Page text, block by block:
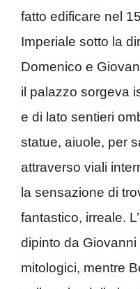
fatto edificare nel
Imperiale sotto la
Domenico e
il palazzo sorgeva
e di lato sentieri
statue, aiuole, per
attraverso viali
la sensazione di
fantastico, irreale.
dipinto da
mitologici, mentre